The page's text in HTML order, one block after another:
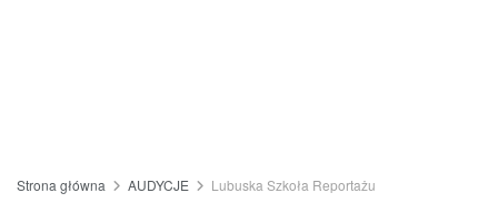
Strona główna AUDYCJE Lubuska Szkoła Reportażu